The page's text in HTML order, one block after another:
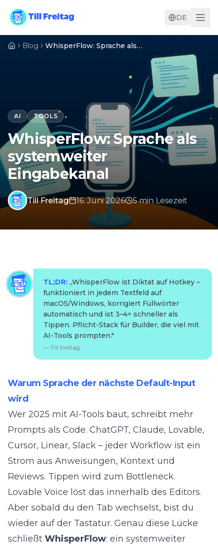
DE
Blog WhisperFlow: Sprache als systemweiter Eingabekanal
AI TOOLS
WhisperFlow: Sprache als
systemweiter
Eingabekanal
Till Freitag 16. Juni 2026 5min Lesezeit
TL;DR: „WhisperFlow ist Diktat auf Hotkey –
funktioniert in jedem Textfeld auf
macOS/Windows, korrigiert Füllwörter
automatisch und ist 3–4× schneller als
Tippen. Pflicht-Stack für Builder, die viel mit
AI-Tools prompten."
— Till Freitag
Warum Sprache der nächste Default-Input
wird
Wer 2025 mit AI-Tools baut, schreibt mehr
Prompts als Code. ChatGPT, Claude, Lovable,
Cursor, Linear, Slack – jeder Workflow ist ein
Strom aus Anweisungen, Kontext und
Reviews. Tippen wird zum Bottleneck.
Lovable Voice löst das innerhalb des Editors.
Aber sobald du den Tab wechselst, bist du
wieder auf der Tastatur. Genau diese Lücke
schließt WhisperFlow: ein systemweiter